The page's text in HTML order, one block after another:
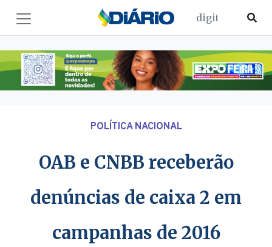
POLÍTICA NACIONAL
OAB e CNBB receberão
denúncias de caixa 2 em
campanhas de 2016